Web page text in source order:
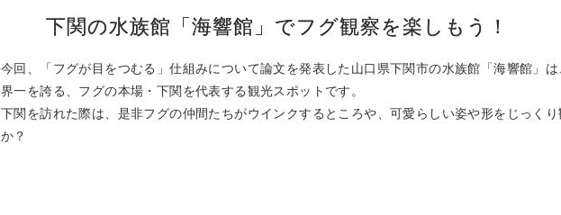
下関の水族館「海響館」でフグ観察を楽しもう！
今回、「フグが目をつむる」仕組みについて論文を発表した山口県下関市の水族館「海響館」
界一を誇る、フグの本場・下関を代表する観光スポットです。
下関を訪れた際は、是非フグの仲間たちがウインクするところや、可愛らしい姿や形をじっく
か？